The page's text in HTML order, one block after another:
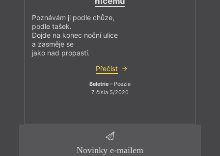
Poznávám ji podle chůze,
podle tašek.
Dojde na konec noční ulice
a zasměje se
jako nad propastí.
Přečíst
Beletrie – Poezie
Z čísla 5/2020
Novinky e-mailem